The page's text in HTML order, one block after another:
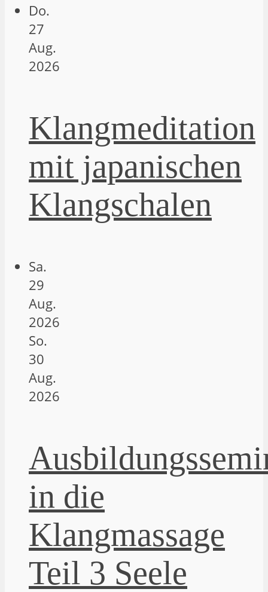
Do.
27
Aug.
2026
Klangmeditation
mit japanischen
Klangschalen
Sa.
29
Aug.
2026
So.
30
Aug.
2026
in die
Klangmassage
Teil 3 Seele